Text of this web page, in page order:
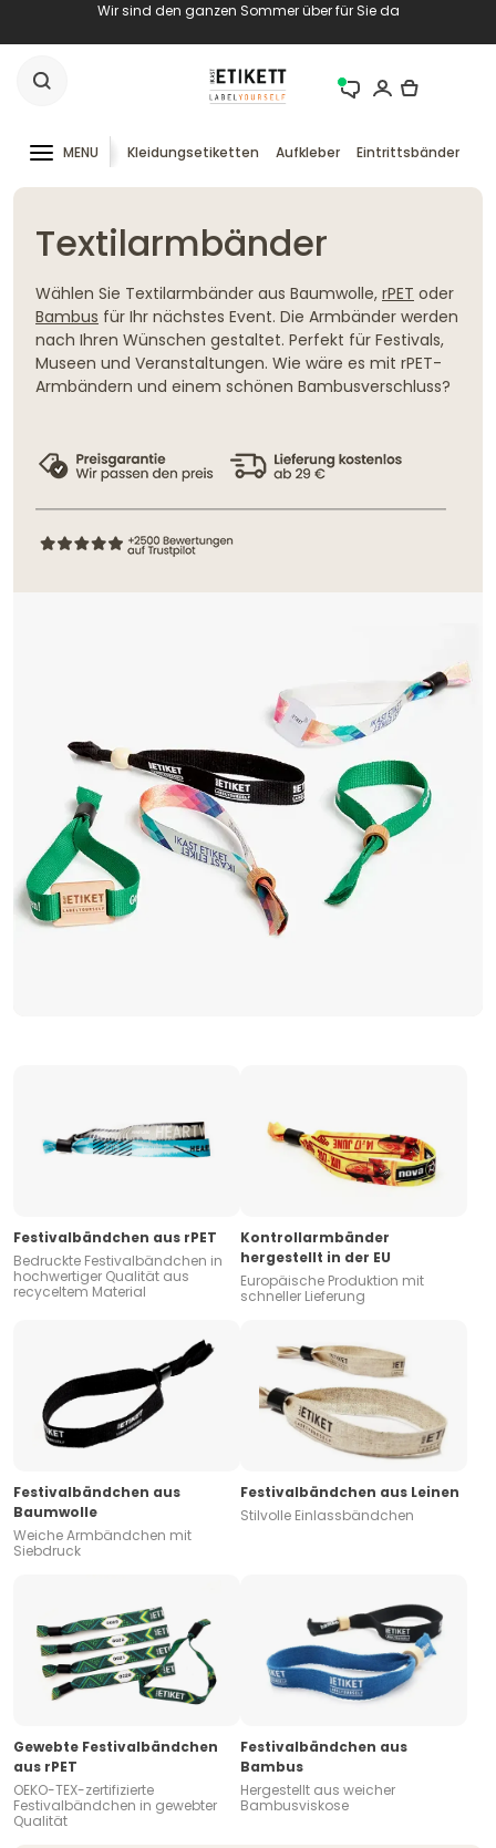
Wir sind den ganzen Sommer über für Sie da
MENU Kleidungsetiketten Aufkleber Eintrittsbänder
Textilarmbänder
Wählen Sie Textilarmbänder aus Baumwolle, rPET oder
Bambus für Ihr nächstes Event. Die Armbänder werden
nach Ihren Wünschen gestaltet. Perfekt für Festivals,
Museen und Veranstaltungen. Wie wäre es mit rPET-
Armbändern und einem schönen Bambusverschluss?
Festivalbändchen aus rPET
Bedruckte Festivalbändchen in
hochwertiger Qualität aus
recyceltem Material
Kontrollarmbänder
hergestellt in der EU
Europäische Produktion mit
schneller Lieferung
Festivalbändchen aus
Baumwolle
Weiche Armbändchen mit
Siebdruck
Festivalbändchen aus Leinen
Stilvolle Einlassbändchen
Gewebte Festivalbändchen
aus rPET
OEKO-TEX-zertifizierte
Festivalbändchen in gewebter
Qualität
Festivalbändchen aus
Bambus
Hergestellt aus weicher
Bambusviskose